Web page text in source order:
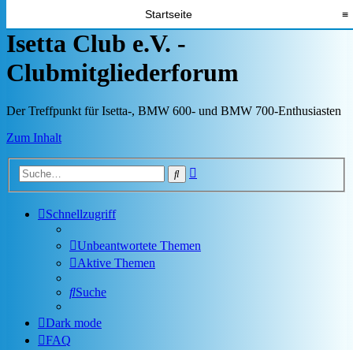
Startseite ≡
Isetta Club e.V. -
Clubmitgliederforum
Der Treffpunkt für Isetta-, BMW 600- und BMW 700-Enthusiasten
Zum Inhalt
Suche
Schnellzugriff
Unbeantwortete Themen
Aktive Themen
Suche
Dark mode
FAQ